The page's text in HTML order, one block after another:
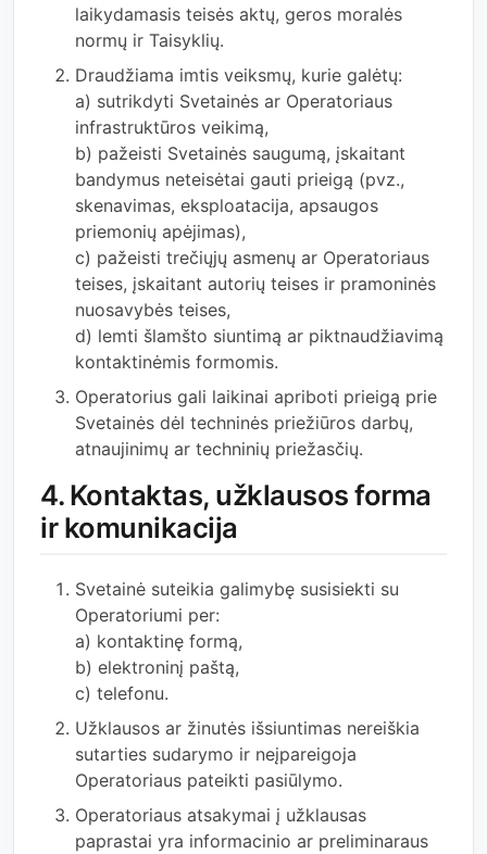
laikydamasis teisės aktų, geros moralės
normų ir Taisyklių.
Draudžiama imtis veiksmų, kurie galėtų:
a) sutrikdyti Svetainės ar Operatoriaus
infrastruktūros veikimą,
b) pažeisti Svetainės saugumą, įskaitant
bandymus neteisėtai gauti prieigą (pvz.,
skenavimas, eksploatacija, apsaugos
priemonių apėjimas),
c) pažeisti trečiųjų asmenų ar Operatoriaus
teises, įskaitant autorių teises ir pramoninės
nuosavybės teises,
d) lemti šlamšto siuntimą ar piktnaudžiavimą
kontaktinėmis formomis.
Operatorius gali laikinai apriboti prieigą prie
Svetainės dėl techninės priežiūros darbų,
atnaujinimų ar techninių priežasčių.
4. Kontaktas, užklausos forma
ir komunikacija
Svetainė suteikia galimybę susisiekti su
Operatoriumi per:
a) kontaktinę formą,
b) elektroninį paštą,
c) telefonu.
Užklausos ar žinutės išsiuntimas nereiškia
sutarties sudarymo ir neįpareigoja
Operatoriaus pateikti pasiūlymo.
Operatoriaus atsakymai į užklausas
paprastai yra informacinio ar preliminaraus